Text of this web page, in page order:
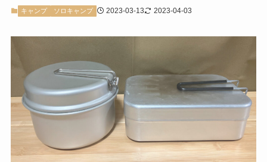
キャンプ ソロキャンプ 2023-03-13 2023-04-03